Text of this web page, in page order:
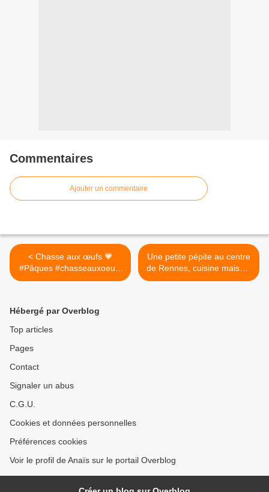
Commentaires
Ajouter un commentaire
< Chasse aux œufs 💗
#Pâques #chasseauxoeufs
#mafille
Une petite pépite au centre
de Rennes, cuisine maison,
produits frais, super !
Hébergé par Overblog
Top articles
Pages
Contact
Signaler un abus
C.G.U.
Cookies et données personnelles
Préférences cookies
Voir le profil de Anaïs sur le portail Overblog